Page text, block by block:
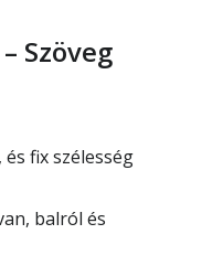
Szöveg
fix szélesség
balról és